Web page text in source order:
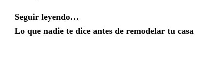
Seguir leyendo…
Lo que nadie te dice antes de remodelar tu casa